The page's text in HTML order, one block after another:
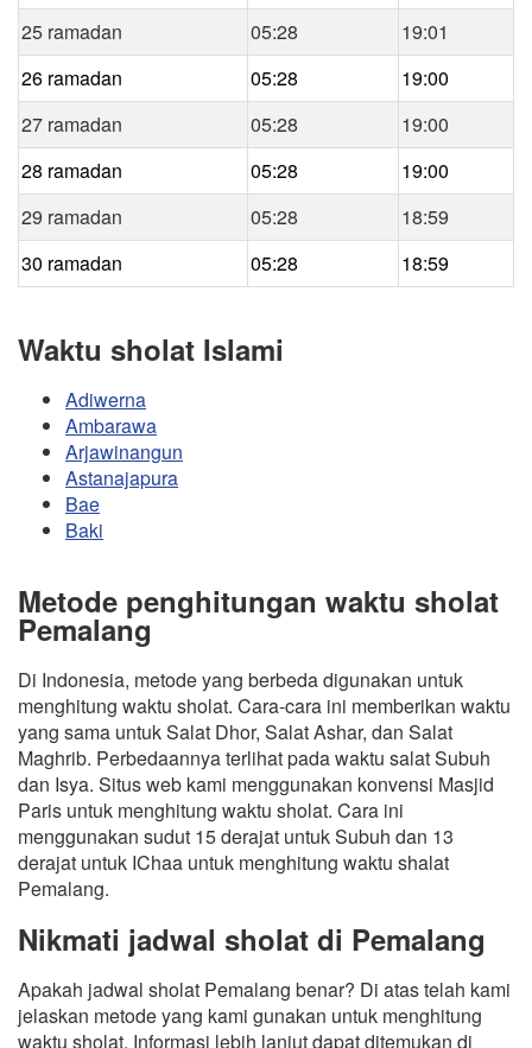
25 ramadan
05:28
19:01
26 ramadan
05:28
19:00
27 ramadan
05:28
19:00
28 ramadan
05:28
19:00
29 ramadan
05:28
18:59
30 ramadan
05:28 18:59
Waktu sholat Islami
Adiwerna
Ambarawa
Arjawinangun
Astanajapura
Bae
Baki
Metode penghitungan waktu sholat
Pemalang
Di Indonesia, metode yang berbeda digunakan untuk
menghitung waktu sholat. Cara-cara ini memberikan waktu
yang sama untuk Salat Dhor, Salat Ashar, dan Salat
Maghrib. Perbedaannya terlihat pada waktu salat Subuh
dan Isya. Situs web kami menggunakan konvensi Masjid
Paris untuk menghitung waktu sholat. Cara ini
menggunakan sudut 15 derajat untuk Subuh dan 13
derajat untuk IChaa untuk menghitung waktu shalat
Pemalang.
Nikmati jadwal sholat di Pemalang
Apakah jadwal sholat Pemalang benar? Di atas telah kami
jelaskan metode yang kami gunakan untuk menghitung
waktu sholat. Informasi lebih lanjut dapat ditemukan di